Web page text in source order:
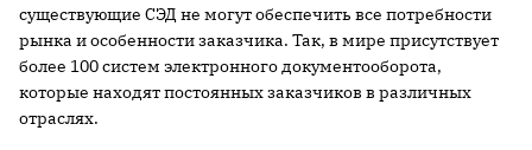
существующие СЭД не могут обеспечить все потребности
рынка и особенности заказчика. Так, в мире присутствует
более 100 систем электронного документооборота,
которые находят постоянных заказчиков в различных
отраслях.